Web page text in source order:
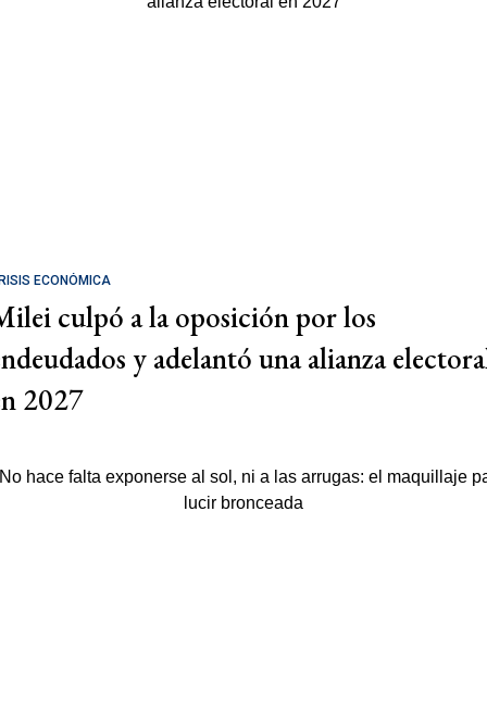
ECONÓMICA
culpó a la oposición por los
y adelantó una alianza
2027